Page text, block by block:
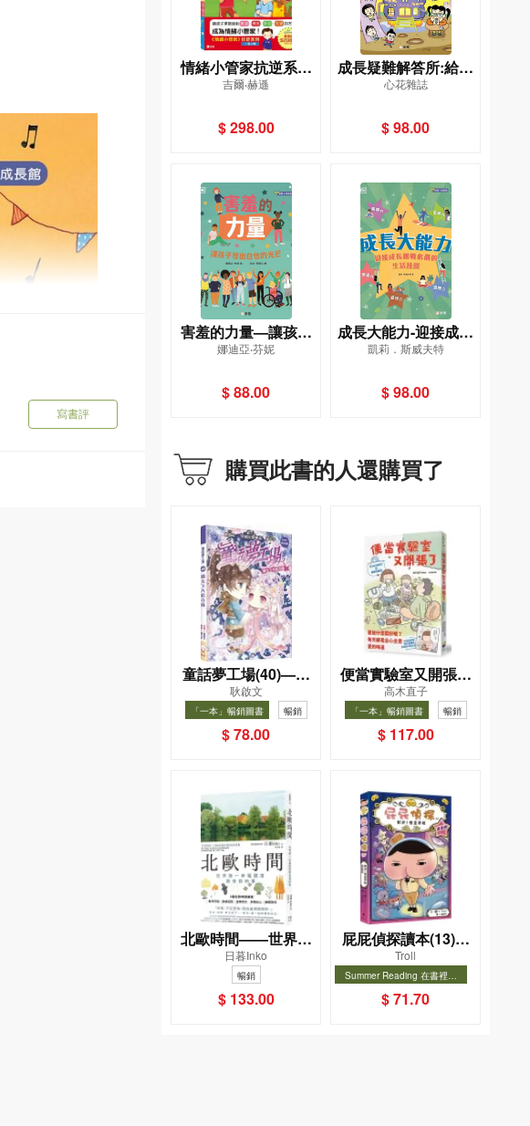
寫書評
情緒小管家抗逆系列
（一套4冊） [新雅‧成
吉爾‧赫遜
$ 298.00
成長疑難解答所:給小
學生的成長指南漫畫
心花雜誌
$ 98.00
害羞的力量—讓孩子
發出自信的光芒[新雅‧
娜迪亞‧芬妮
$ 88.00
成長大能力-迎接成長
挑戰必備的生活技能
凱莉．斯威夫特
$ 98.00
購買此書的人還購買了
童話夢工場(40)——
織女下凡結奇緣
耿啟文
「一本」暢銷圖書 暢銷
$ 78.00
便當實驗室又開張了
——日日和特別日的
菜單挑戰記
高木直子
「一本」暢銷圖書 暢銷
$ 117.00
北歐時間——世界第
一幸福國度教會我的
事
日暮Inko
暢銷
$ 133.00
屁屁偵探讀本(13)－
－對決！怪盜學院
（星星篇）
Troll
Summer Reading 在書裡度
選圖書67折
暢銷
$ 71.70